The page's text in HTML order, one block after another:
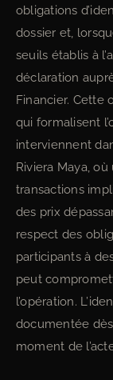
obligations
dossier et,
seuils établis à
déclaration
Financier. Cette
qui formalisent
interviennent
Riviera Maya,
transactions
des prix
respect des
participants à
peut
l’opération.
documentée
moment de